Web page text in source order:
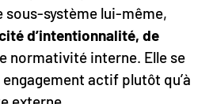
sous-système lui-même,
d’intentionnalité, de
normativité interne. Elle se
actif plutôt qu’à